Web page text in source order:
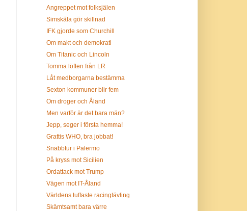
Angreppet mot folksjälen
Simskäla gör skillnad
IFK gjorde som Churchill
Om makt och demokrati
Om Titanic och Lincoln
Tomma löften från LR
Låt medborgarna bestämma
Sexton kommuner blir fem
Om droger och Åland
Men varför är det bara män?
Jepp, seger i första hemma!
Grattis WHO, bra jobbat!
Snabbtur i Palermo
På kryss mot Sicilien
Ordattack mot Trump
Vägen mot IT-Åland
Världens tuffaste racingtävling
Skämtsamt bara värre